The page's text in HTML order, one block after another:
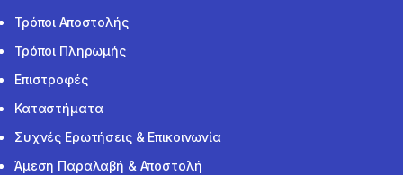
Τρόποι Αποστολής
Τρόποι Πληρωμής
Επιστροφές
Καταστήματα
Συχνές Ερωτήσεις & Επικοινωνία
Άμεση Παραλαβή & Αποστολή